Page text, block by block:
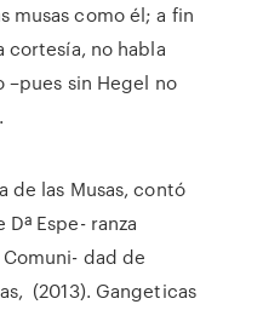
musas como él; a fin
cortesía, no habla
sin Hegel no
de las Musas, contó
Espe- ranza
dad de
(2013). Gangeticas